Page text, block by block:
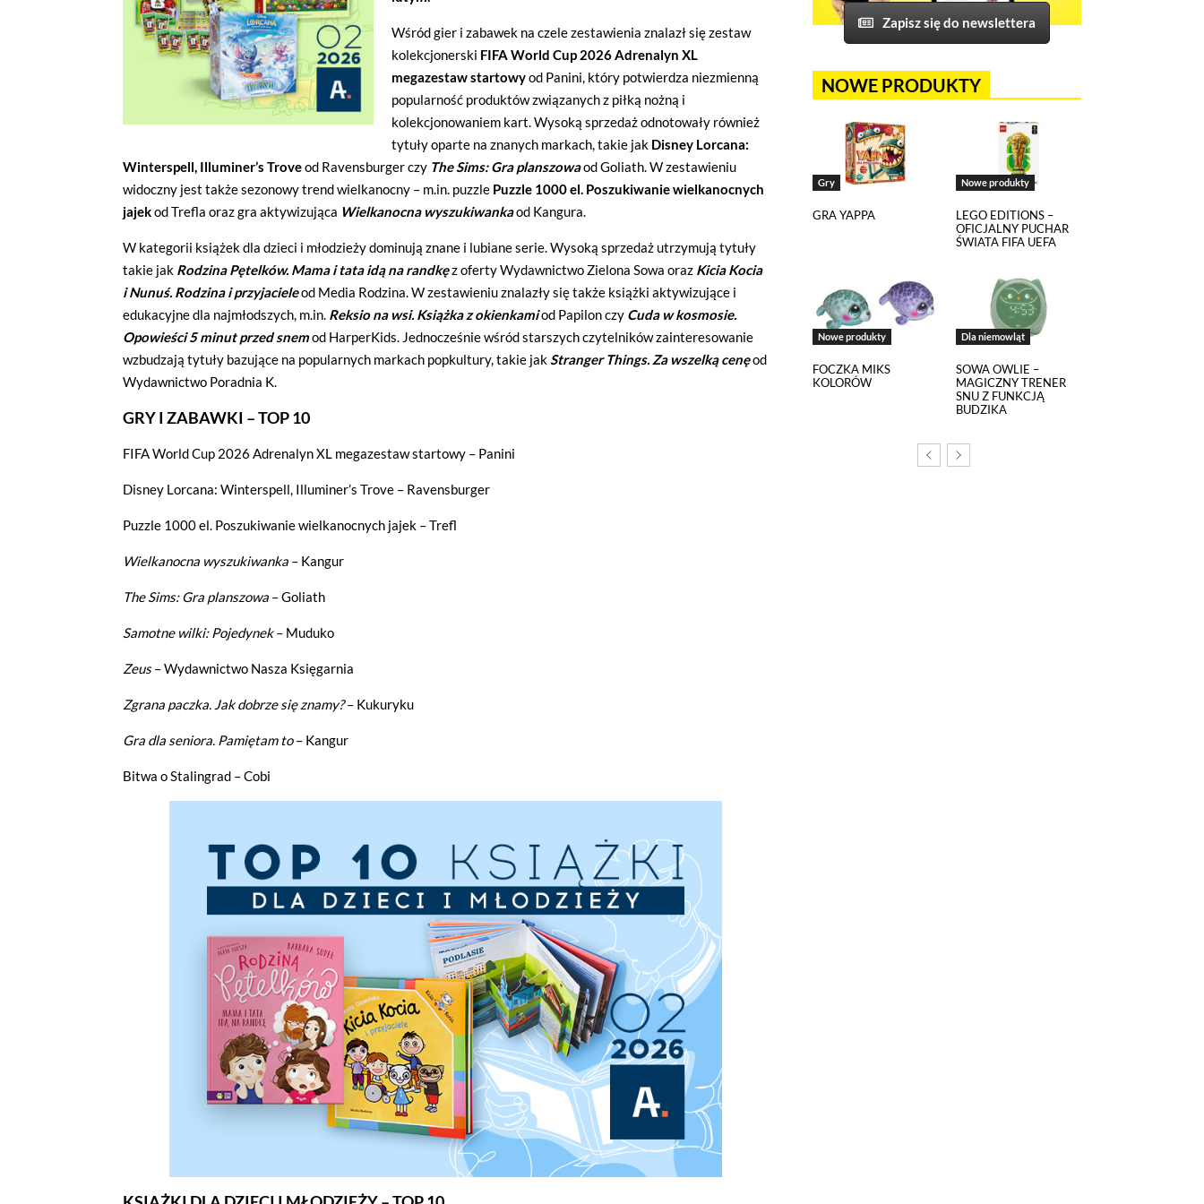
Wśród gier i zabawek na czele zestawienia znalazł się zestaw
kolekcjonerski FIFA World Cup 2026 Adrenalyn XL
megazestaw startowyod Panini, który potwierdza niezmienną
popularność produktów związanych z piłką nożną i
kolekcjonowaniem kart. Wysoką sprzedaż odnotowały również
tytuły oparte na znanych markach, takie jak Disney Lorcana:
Winterspell, Illuminer’s Troveod Ravensburgerczy The Sims: Gra planszowaodGoliath. W zestawieniu
widoczny jest także sezonowy trend wielkanocny – m.in. puzzle Puzzle 1000 el. Poszukiwanie wielkanocnych
jajekodTrefla oraz gra aktywizująca Wielkanocna wyszukiwankaod Kangura.
W kategorii książek dla dzieci i młodzieży dominują znane i lubiane serie. Wysoką sprzedaż utrzymują tytuły
takie jak Rodzina Pętelków. Mama i tata idą na randkęz ofertyWydawnictwo Zielona Sowa oraz Kicia Kocia
i Nunuś. Rodzina i przyjacieleod Media Rodzina. W zestawieniu znalazły się także książki aktywizujące i
edukacyjne dla najmłodszych, m.in. Reksio na wsi. Książka z okienkamiod Papilonczy Cuda w kosmosie.
Opowieści 5 minut przed snemod HarperKids. Jednocześnie wśród starszych czytelników zainteresowanie
wzbudzają tytuły bazujące na popularnych markach popkultury, takie jakStranger Things. Za wszelką cenęod
Wydawnictwo Poradnia K.
GRY I ZABAWKI – TOP 10
FIFA World Cup 2026 Adrenalyn XL megazestaw startowy – Panini
Disney Lorcana: Winterspell, Illuminer’s Trove – Ravensburger
Puzzle 1000 el. Poszukiwanie wielkanocnych jajek – Trefl
Wielkanocna wyszukiwanka – Kangur
The Sims: Gra planszowa – Goliath
Samotne wilki: Pojedynek– Muduko
Zeus– Wydawnictwo Nasza Księgarnia
Zgrana paczka. Jak dobrze się znamy?– Kukuryku
Gra dla seniora. Pamiętam to– Kangur
Bitwa o Stalingrad – Cobi
Zapisz się do newslettera
NOWE PRODUKTY
Gry
GRA YAPPA
Nowe produkty
LEGO EDITIONS –
OFICJALNY PUCHAR
ŚWIATA FIFA UEFA
Nowe produkty
FOCZKA MIKS
KOLORÓW
Dla niemowląt
SOWA OWLIE –
MAGICZNY TRENER
SNU Z FUNKCJĄ
BUDZIKA